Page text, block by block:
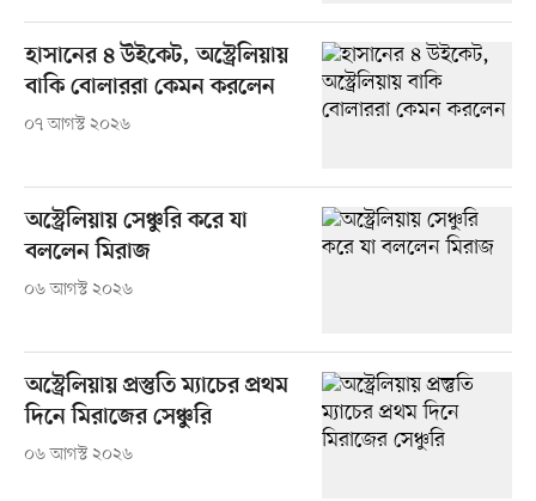
হাসানের ৪ উইকেট, অস্ট্রেলিয়ায়
বাকি বোলাররা কেমন করলেন
০৭ আগস্ট ২০২৬
অস্ট্রেলিয়ায় সেঞ্চুরি করে যা
বললেন মিরাজ
০৬ আগস্ট ২০২৬
অস্ট্রেলিয়ায় প্রস্তুতি ম্যাচের প্রথম
দিনে মিরাজের সেঞ্চুরি
০৬ আগস্ট ২০২৬